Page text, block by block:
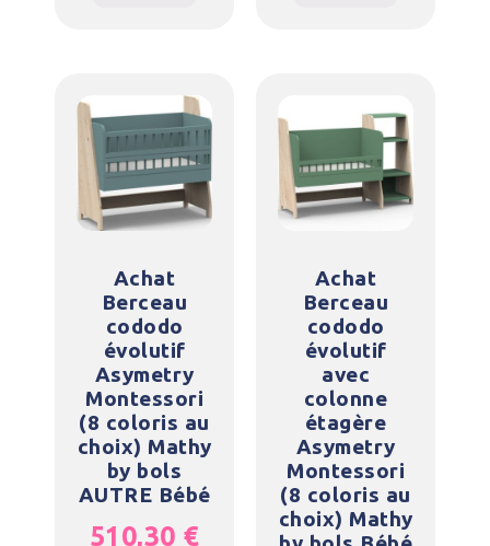
Achat
Berceau
cododo
évolutif
Asymetry
Montessori
(8 coloris au
choix) Mathy
by bols
AUTRE Bébé
510,30 €
Achat
Berceau
cododo
évolutif
avec
colonne
étagère
Asymetry
Montessori
(8 coloris au
choix) Mathy